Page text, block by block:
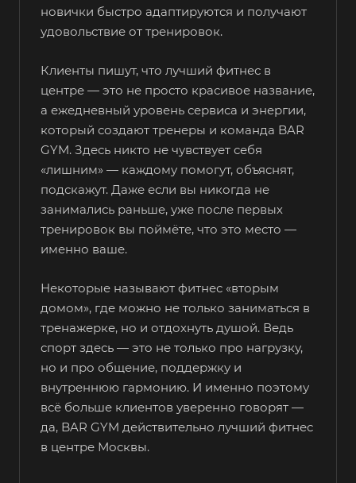
новички быстро адаптируются и получают
удовольствие от тренировок.
Клиенты пишут, что лучший фитнес в
центре — это не просто красивое название,
а ежедневный уровень сервиса и энергии,
который создают тренеры и команда BAR
GYM. Здесь никто не чувствует себя
«лишним» — каждому помогут, объяснят,
подскажут. Даже если вы никогда не
занимались раньше, уже после первых
тренировок вы поймёте, что это место —
именно ваше.
Некоторые называют фитнес «вторым
домом», где можно не только заниматься в
тренажерке, но и отдохнуть душой. Ведь
спорт здесь — это не только про нагрузку,
но и про общение, поддержку и
внутреннюю гармонию. И именно поэтому
всё больше клиентов уверенно говорят —
да, BAR GYM действительно лучший фитнес
в центре Москвы.